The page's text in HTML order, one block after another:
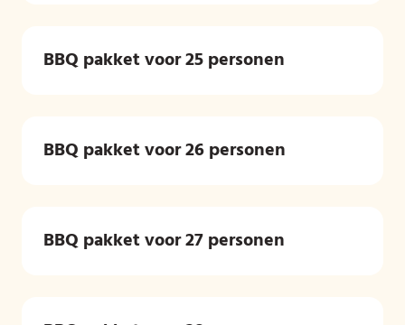
BBQ pakket voor 25 personen
BBQ pakket voor 26 personen
BBQ pakket voor 27 personen